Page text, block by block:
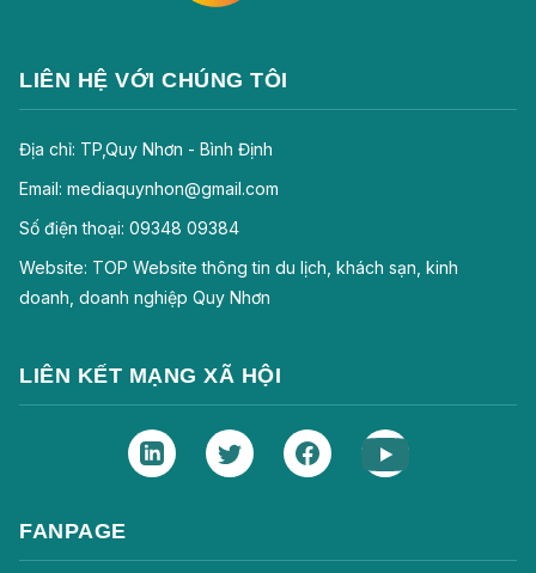
LIÊN HỆ VỚI CHÚNG TÔI
Địa chỉ: TP,Quy Nhơn - Bình Định
Email: mediaquynhon@gmail.com
Số điện thoại: 09348 09384
Website: TOP Website thông tin du lịch, khách sạn, kinh
doanh, doanh nghiệp Quy Nhơn
LIÊN KẾT MẠNG XÃ HỘI
FANPAGE